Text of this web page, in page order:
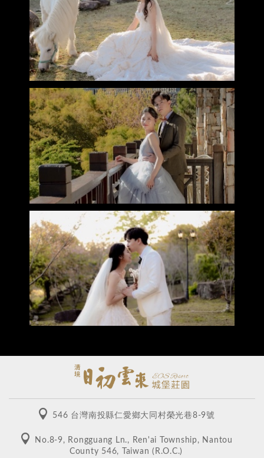
546 台灣南投縣仁愛鄉大同村榮光巷8-9號
No.8-9, Rongguang Ln., Ren'ai Township, Nantou
County 546, Taiwan (R.O.C.)